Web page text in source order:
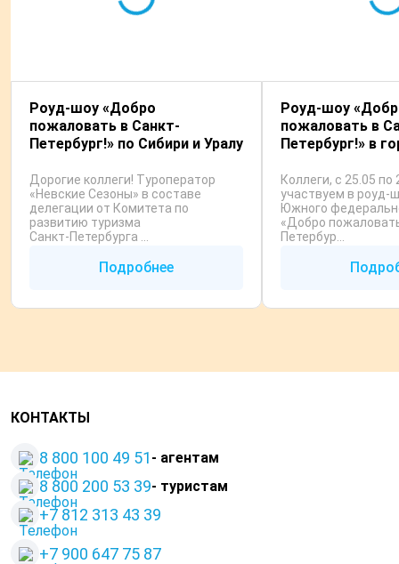
Роуд-шоу «Добро
пожаловать в Санкт-
Петербург!» по Сибири и Уралу
Дорогие коллеги! Туроператор
«Невские Сезоны» в составе
делегации от Комитета по
развитию туризма
Санкт‑Петербурга ...
Подробнее
Роуд-шоу
пожаловать в
Петербург!» в
Коллеги, с 25.05 по
участвуем в роуд-
Южного
«Добро
Петербур...
КОНТАКТЫ
8 800 100 49 51 - агентам
8 800 200 53 39- туристам
+7 812 313 43 39
+7 900 647 75 87